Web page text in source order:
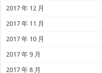
2017 年 12 月
2017 年 11 月
2017 年 10 月
2017 年 9 月
2017 年 8 月